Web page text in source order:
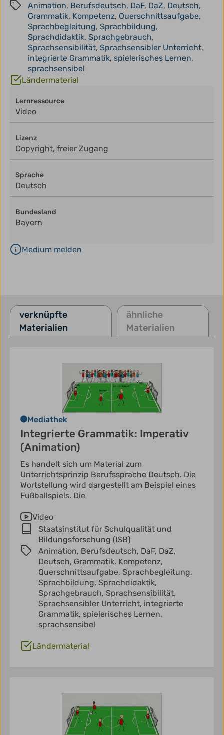
Animation, Berufsdeutsch, DaF, DaZ, Deutsch,
Grammatik, Kompetenz, Querschnittsaufgabe,
Sprachbegleitung, Sprachbildung,
Sprachdidaktik, Sprachgebrauch,
Sprachsensibilität, Sprachsensibler Unterricht,
integrierte Grammatik, spielerisches Lernen,
sprachsensibel
Ländermaterial
Lernressource
Video
Lizenz
Copyright, freier Zugang
Sprache
Deutsch
Bundesland
Bayern
Medium melden
verknüpfte
Materialien
ähnliche
Materialien
Mediathek
Integrierte Grammatik: Imperativ
(Animation)
Es handelt sich um Material zum
Unterrichtsprinzip Berufssprache Deutsch. Die
Wortstellung wird dargestellt am Beispiel eines
Fußballspiels. Die
Video
Staatsinstitut für Schulqualität und
Bildungsforschung (ISB)
Animation, Berufsdeutsch, DaF, DaZ,
Deutsch, Grammatik, Kompetenz,
Querschnittsaufgabe, Sprachbegleitung,
Sprachbildung, Sprachdidaktik,
Sprachgebrauch, Sprachsensibilität,
Sprachsensibler Unterricht, integrierte
Grammatik, spielerisches Lernen,
sprachsensibel
Ländermaterial